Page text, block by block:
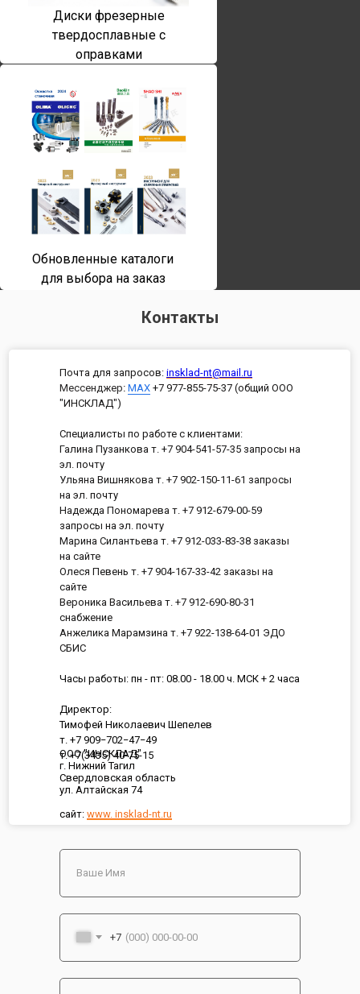
Диски фрезерные
твердосплавные с
оправками
Обновленные каталоги
для выбора на заказ
Контакты
ООО "ИНСКЛАД"
г. Нижний Тагил
Свердловская область
ул. Алтайская 74
сайт: www. insklad-nt.ru
Почта для запросов: insklad-nt@mail.ru
Мессенджер: MAX +7 977-855-75-37 (общий ООО
"ИНСКЛАД")
Специалисты по работе с клиентами:
Галина Пузанкова т. +7 904-541-57-35 запросы на
эл. почту
Ульяна Вишнякова т. +7 902-150-11-61 запросы
на эл. почту
Надежда Пономарева т. +7 912-679-00-59
запросы на эл. почту
Марина Силантьева т. +7 912-033-83-38 заказы
на сайте
Олеся Певень т. +7 904-167-33-42 заказы на
сайте
Вероника Васильева т. +7 912-690-80-31
снабжение
Анжелика Марамзина т. +7 922-138-64-01 ЭДО
СБИС
Часы работы: пн - пт: 08.00 - 18.00 ч. МСК + 2 часа
Директор:
Тимофей Николаевич Шепелев
т. +7 909−702−47−49
т. +7(3435) 40-75-15
+7